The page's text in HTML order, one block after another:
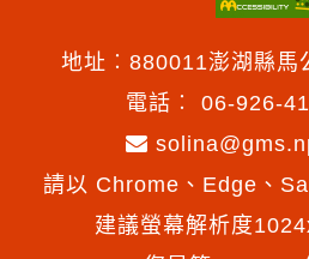
地址︰880011澎湖縣馬
電話︰ 06-926-
請以 Chrome、Edge、
建議螢幕解析度